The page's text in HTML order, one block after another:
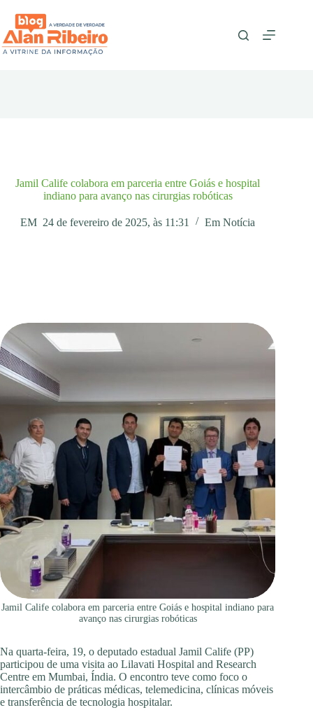
para
conteúdo
Jamil Calife colabora em parceria entre Goiás e hospital
indiano para avanço nas cirurgias robóticas
EM 24 de fevereiro de 2025, às 11:31 Em Notícia
Jamil Calife colabora em parceria entre Goiás e hospital indiano para
avanço nas cirurgias robóticas
Na quarta-feira, 19, o deputado estadual Jamil Calife (PP)
participou de uma visita ao Lilavati Hospital and Research
Centre em Mumbai, Índia. O encontro teve como foco o
intercâmbio de práticas médicas, telemedicina, clínicas móveis
e transferência de tecnologia hospitalar.